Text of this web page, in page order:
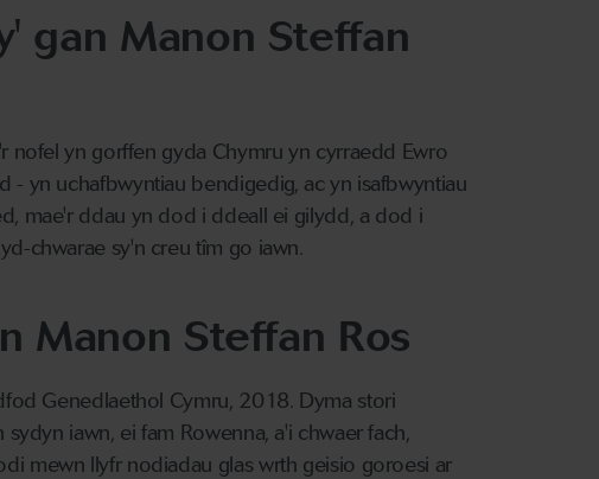
gan Manon Steffan
nofel yn gorffen gyda Chymru yn cyrraedd Ewro
yn uchafbwyntiau bendigedig, ac yn isafbwyntiau
mae'r ddau yn dod i ddeall ei gilydd, a dod i
chwarae sy'n creu tîm go iawn.
Manon Steffan Ros
Genedlaethol Cymru, 2018. Dyma stori
iawn, ei fam Rowenna, a'i chwaer fach,
mewn llyfr nodiadau glas wrth geisio goroesi ar